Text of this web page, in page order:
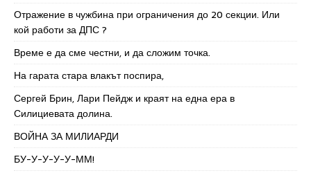
Отражение в чужбина при ограничения до 20 секции. Или
кой работи за ДПС ?
Време е да сме честни, и да сложим точка.
На гарата стара влакът поспира,
Сергей Брин, Лари Пейдж и краят на една ера в
Силициевата долина.
ВОЙНА ЗА МИЛИАРДИ
БУ-У-У-У-У-ММ!